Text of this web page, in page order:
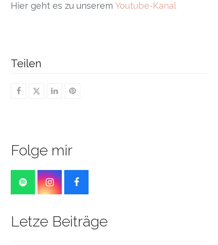
Hier geht es zu unseremYoutube-Kanal
Teilen
Folge mir
S
p
i
I
n
a
F
a
b
Letze Beiträge